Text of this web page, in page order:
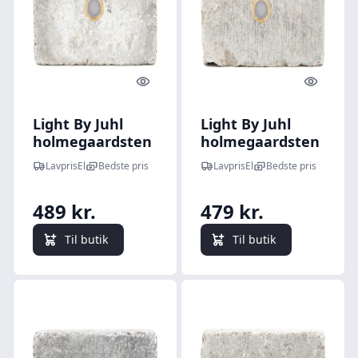
Quick look
Light By Juhl
holmegaardsten
med Cosmos
messing spot,
grå
LavprisEl Bedste pris
489 kr.
Til butik
Quick
Light By Juhl
holmegaardsten
kantblok med
Cosmos messing
cm, grå
LavprisEl Bedste pris
479 kr.
Til butik